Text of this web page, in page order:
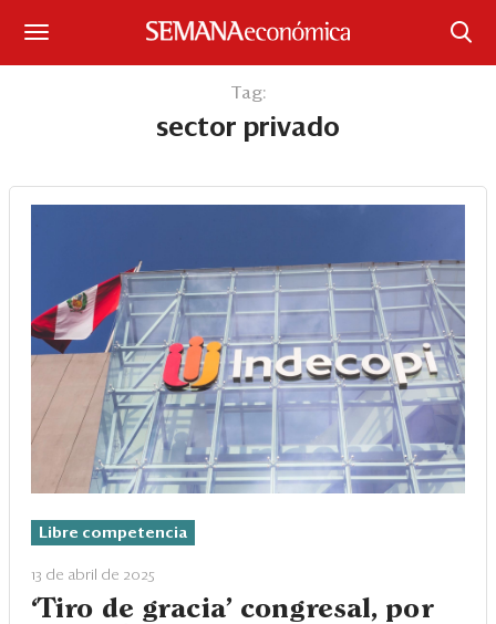
Iniciar sesión
Portada
Sectores y Empresas
Management
Economía y Finanzas
Legal y Política
Eventos
Blogs
Ranking CEO
Tag:
sector privado
Libre competencia
13 de abril de 2025
‘Tiro de gracia’ congresal, por